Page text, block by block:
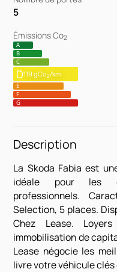
5
Émissions Co2
A
B
C
D119 gCo2/km
E
F
G
Description
La Skoda Fabia est
idéale pour les
professionnels.
Selection, 5 places.
Chez Lease.
immobilisation de
Lease négocie les
livre votre véhicule clés